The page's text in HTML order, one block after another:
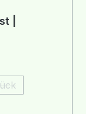
|
Option ist